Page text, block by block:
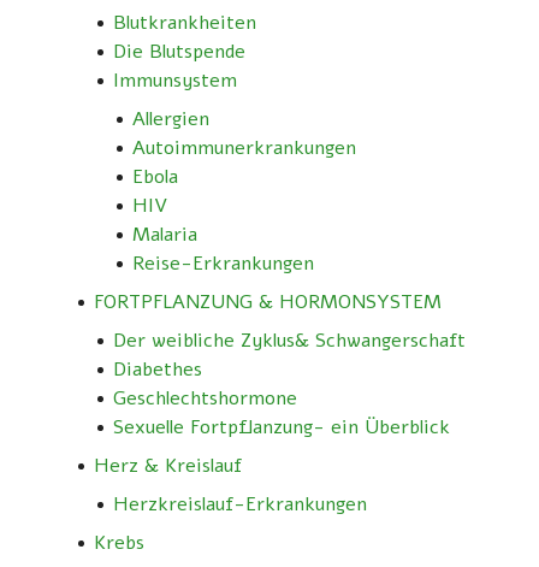
Blutkrankheiten
Die Blutspende
Immunsystem
Allergien
Autoimmunerkrankungen
Ebola
HIV
Malaria
Reise-Erkrankungen
FORTPFLANZUNG & HORMONSYSTEM
Der weibliche Zyklus& Schwangerschaft
Diabethes
Geschlechtshormone
Sexuelle Fortpflanzung- ein Überblick
Herz & Kreislauf
Herzkreislauf-Erkrankungen
Krebs